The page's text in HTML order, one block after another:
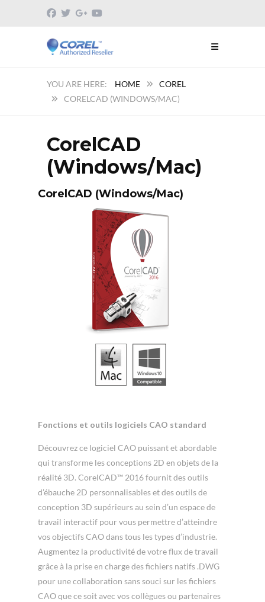
HOME
COREL
CORELCAD (WINDOWS/MAC)
CorelCAD
(Windows/Mac)
CorelCAD (Windows/Mac)
Fonctions et outils logiciels CAO standard
Découvrez ce logiciel CAO puissant et abordable
qui transforme les conceptions 2D en objets de la
réalité 3D. CorelCAD™ 2016 fournit des outils
d’ébauche 2D personnalisables et des outils de
conception 3D supérieurs au sein d’un espace de
travail interactif pour vous permettre d’atteindre
vos objectifs CAO dans tous les types d’industrie.
Augmentez la productivité de votre flux de travail
grâce à la prise en charge des fichiers natifs .DWG
pour une collaboration sans souci sur les fichiers
CAO que ce soit avec vos collègues ou partenaires